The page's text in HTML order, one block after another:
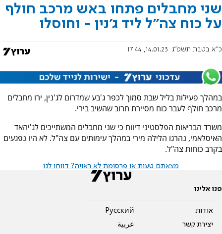
שני מחבלים פתחו באש מרכב חולף
על כוח צה"ל ליד ג'נין - וחוסלו
כ"א בטבת תשפ"ג 14.01.23, 17:44
במהלך פעילות בליל שבת סמוך לכפר ג'בע שמדרום לג'נין, ירו מחבלים
מרכב חולף לעבר כוח מסיירת חרוב שהשיב בירי.
משרד הבריאות הפלסטיני דיווח כי שני מחבלים המשתייכים לג'יהאד
האיסלאמי, נהרגו הלילה מירי במהלך עימותים עם צה"ל. לא היו נפגעים
בקרב כוחות צה"ל.
מצאתם טעות או פרסומת לא ראויה? דווחו לנו
פנו אלינו
אודות
יצירת קשר
Pусский
عربية